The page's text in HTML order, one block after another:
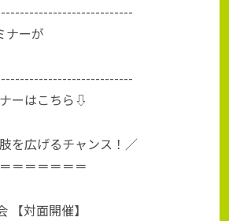
ナーが
ーはこちら⇩
を広げるチャンス！／
＝＝＝＝＝＝
【対面開催】